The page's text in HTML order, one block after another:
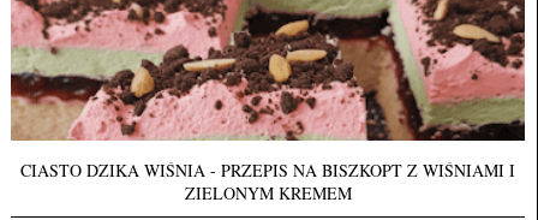
CIASTO DZIKA WIŚNIA - PRZEPIS NA BISZKOPT Z WIŚNIAMI I
ZIELONYM KREMEM